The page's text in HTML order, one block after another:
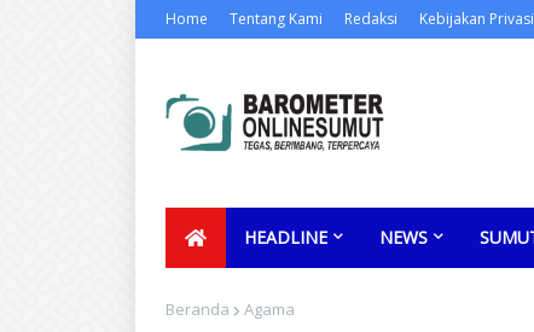
Home Tentang Kami Redaksi Kebijakan Privasi
HEADLINE NEWS
Beranda Agama